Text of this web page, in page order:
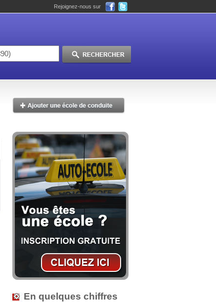
Rejoignez-nous sur
En quelques chiffres